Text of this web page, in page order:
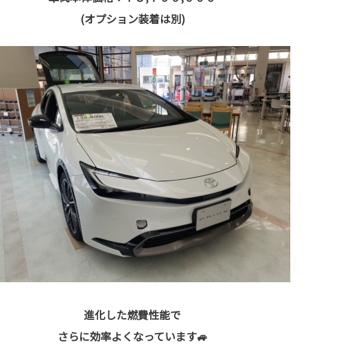
(オプション装着は別)
進化した燃費性能で
さらに効率よくなっています🚙